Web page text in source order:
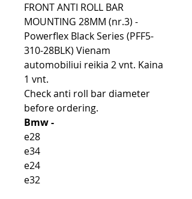
FRONT ANTI ROLL BAR
MOUNTING 28MM (nr.3) -
Powerflex Black Series (PFF5-
310-28BLK) Vienam
automobiliui reikia 2 vnt. Kaina
1 vnt.
Check anti roll bar diameter
before ordering.
Bmw -
e28
e34
e24
e32